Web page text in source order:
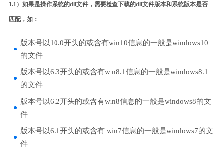
1.1）如果是操作系统的dll文件，需要检查下载的dll文件版本和系统版本是否
匹配，如：
版本号以10.0开头的或含有win10信息的一般是windows10
的文件
版本号以6.3开头的或含有win8.1信息的一般是windows8.1
的文件
版本号以6.2开头的或含有win8信息的一般是windows8的文
件
版本号以6.1开头的或含有 win7信息的一般是windows7的文
件